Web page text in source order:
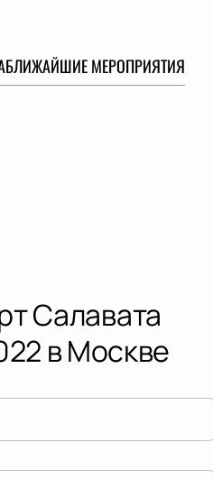
БЛИЖАЙШИЕ МЕРОПРИЯТИЯ
Салавата
в Москве